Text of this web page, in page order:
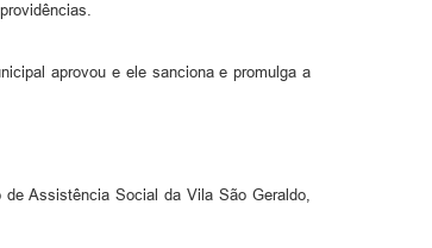
aprovou e ele sanciona e promulga a
de Assistência Social da Vila São Geraldo,